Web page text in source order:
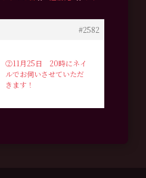
#2582
②11月25日 20時にネイ
ルでお伺いさせていただ
きます！